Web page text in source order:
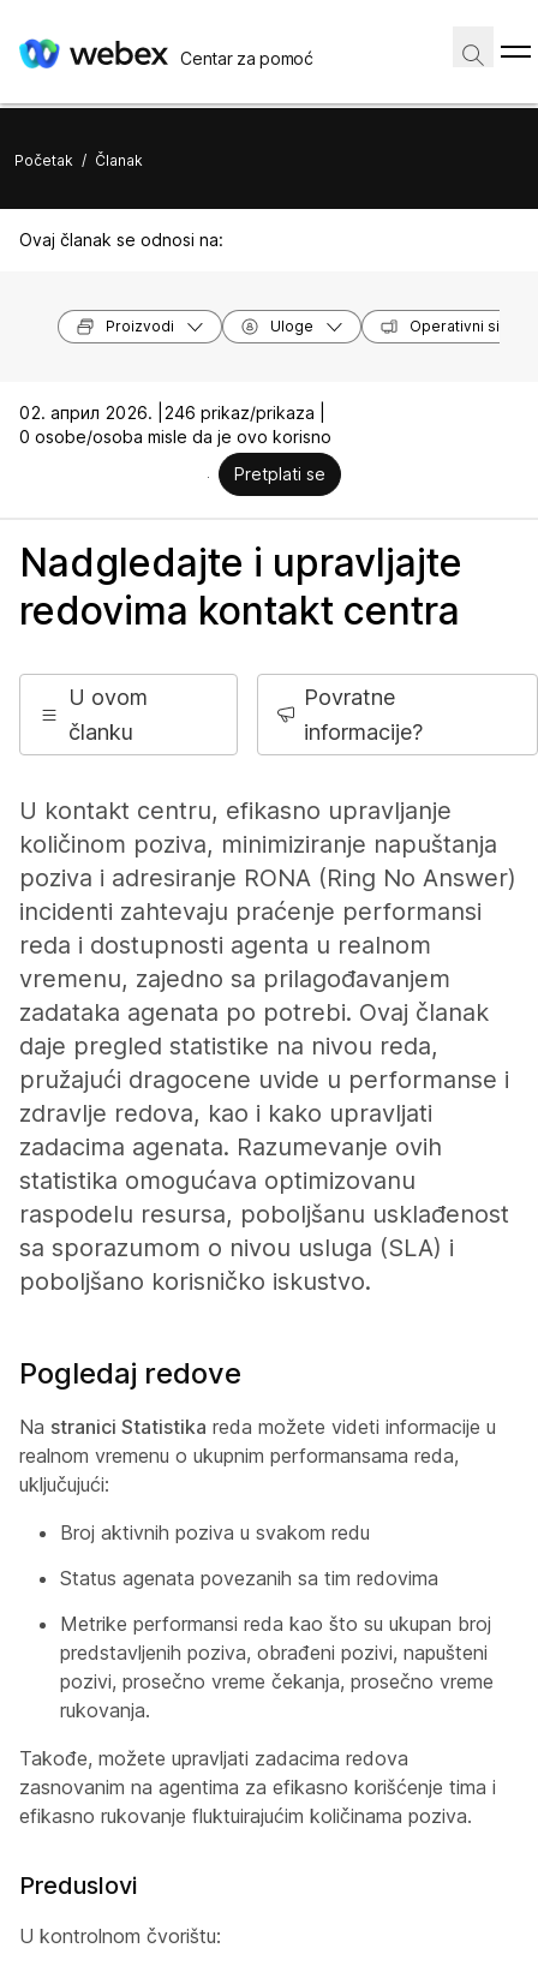
Centar za pomoć
Početak / Članak
Ovaj članak se odnosi na:
Proizvodi Uloge Operativni sistemi
02. април 2026. |
246 prikaz/prikaza |
0 osobe/osoba misle da je ovo korisno
Pretplati se
Nadgledajte i upravljajte
redovima kontakt centra
U ovom
članku
Povratne
informacije?
U kontakt centru, efikasno upravljanje
količinom poziva, minimiziranje napuštanja
poziva i adresiranje RONA (Ring No Answer)
incidenti zahtevaju praćenje performansi
reda i dostupnosti agenta u realnom
vremenu, zajedno sa prilagođavanjem
zadataka agenata po potrebi. Ovaj članak
daje pregled statistike na nivou reda,
pružajući dragocene uvide u performanse i
zdravlje redova, kao i kako upravljati
zadacima agenata. Razumevanje ovih
statistika omogućava optimizovanu
raspodelu resursa, poboljšanu usklađenost
sa sporazumom o nivou usluga (SLA) i
poboljšano korisničko iskustvo.
Pogledaj redove
Na stranici Statistika reda možete videti informacije u
realnom vremenu o ukupnim performansama reda,
uključujući:
Broj aktivnih poziva u svakom redu
Status agenata povezanih sa tim redovima
Metrike performansi reda kao što su ukupan broj
predstavljenih poziva, obrađeni pozivi, napušteni
pozivi, prosečno vreme čekanja, prosečno vreme
rukovanja.
Takođe, možete upravljati zadacima redova
zasnovanim na agentima za efikasno korišćenje tima i
efikasno rukovanje fluktuirajućim količinama poziva.
Preduslovi
U kontrolnom čvorištu: